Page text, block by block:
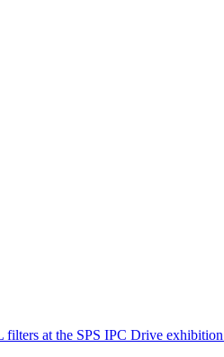
at the SPS IPC Drive exhibition